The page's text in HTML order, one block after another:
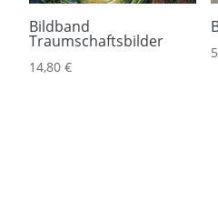
Bildband
Traumschaftsbilder
14,80 €